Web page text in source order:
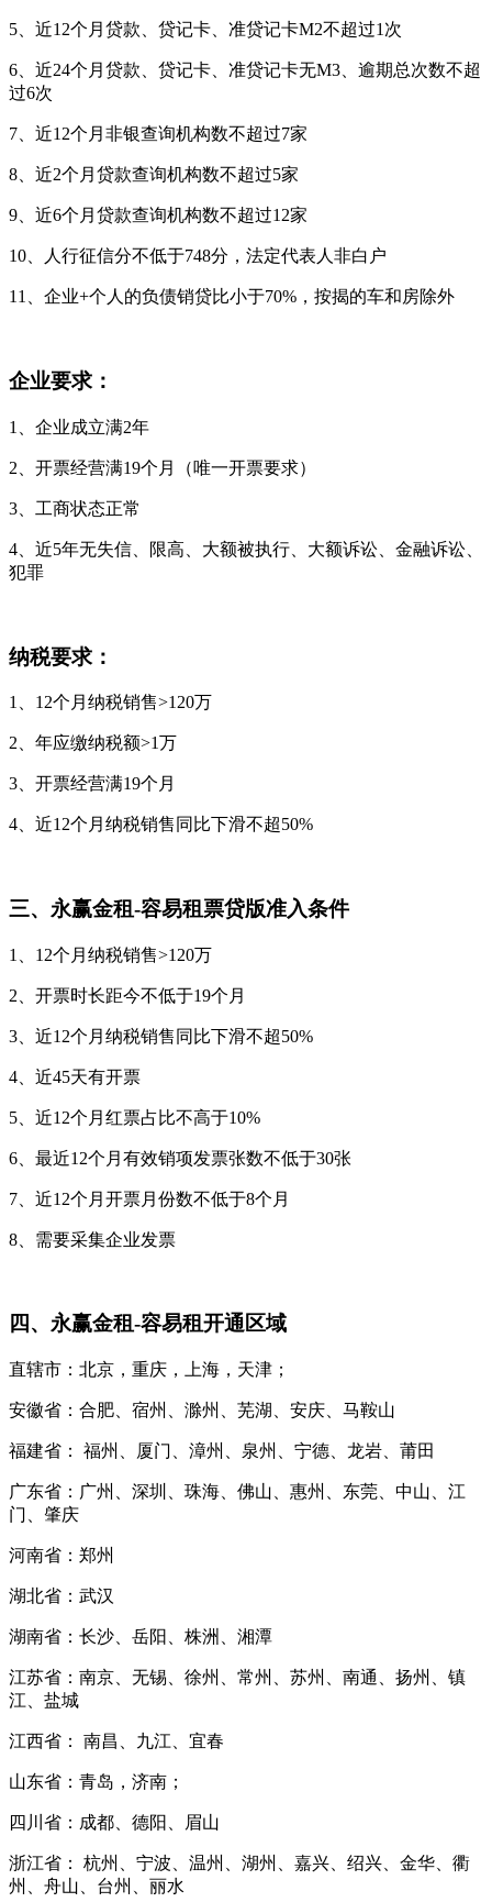
5、近12个月贷款、贷记卡、准贷记卡M2不超过1次
6、近24个月贷款、贷记卡、准贷记卡无M3、逾期总次数不超
过6次
7、近12个月非银查询机构数不超过7家
8、近2个月贷款查询机构数不超过5家
9、近6个月贷款查询机构数不超过12家
10、人行征信分不低于748分，法定代表人非白户
11、企业+个人的负债销贷比小于70%，按揭的车和房除外
企业要求：
1、企业成立满2年
2、开票经营满19个月（唯一开票要求）
3、工商状态正常
4、近5年无失信、限高、大额被执行、大额诉讼、金融诉讼、
犯罪
纳税要求：
1、12个月纳税销售>120万
2、年应缴纳税额>1万
3、开票经营满19个月
4、近12个月纳税销售同比下滑不超50%
三、永赢金租-容易租票贷版准入条件
1、12个月纳税销售>120万
2、开票时长距今不低于19个月
3、近12个月纳税销售同比下滑不超50%
4、近45天有开票
5、近12个月红票占比不高于10%
6、最近12个月有效销项发票张数不低于30张
7、近12个月开票月份数不低于8个月
8、需要采集企业发票
四、永赢金租-容易租开通区域
直辖市：北京，重庆，上海，天津；
安徽省：合肥、宿州、滁州、芜湖、安庆、马鞍山
福建省： 福州、厦门、漳州、泉州、宁德、龙岩、莆田
广东省：广州、深圳、珠海、佛山、惠州、东莞、中山、江
门、肇庆
河南省：郑州
湖北省：武汉
湖南省：长沙、岳阳、株洲、湘潭
江苏省：南京、无锡、徐州、常州、苏州、南通、扬州、镇
江、盐城
江西省： 南昌、九江、宜春
山东省：青岛，济南；
四川省：成都、德阳、眉山
浙江省： 杭州、宁波、温州、湖州、嘉兴、绍兴、金华、衢
州、舟山、台州、丽水